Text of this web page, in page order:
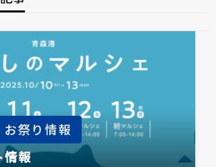
祭り情報
情報